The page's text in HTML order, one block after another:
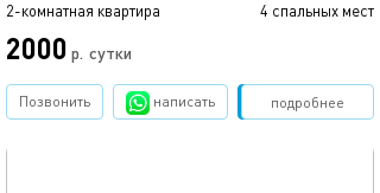
2-комнатная квартира 4 спальных мест
2000 р. сутки
подробнее
Позвонить написать Забронировать